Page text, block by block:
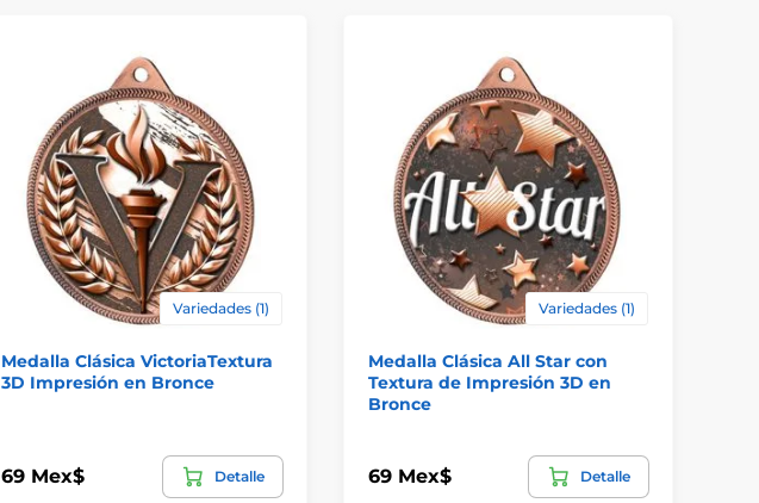
Variedades (1)
Medalla Clásica VictoriaTextura
3D Impresión en Bronce
69 Mex$ Detalle
Variedades (1)
Medalla Clásica All Star con
Textura de Impresión 3D en
Bronce
69 Mex$ Detalle